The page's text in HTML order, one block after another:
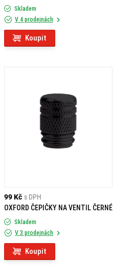
Skladem
V 4 prodejnách
Koupit
99 Kč s DPH
OXFORD ČEPIČKY NA VENTIL ČERNÉ
Skladem
V 3 prodejnách
Koupit